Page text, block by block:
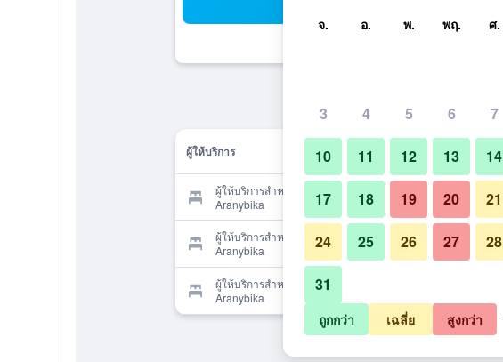
ผู้ให้บริการ
ผู้ให้บริการสำหรับ Grand Hotel
Aranybika
ผู้ให้บริการสำหรับ Grand Hotel
Aranybika
ผู้ให้บริการสำหรับ Grand Hotel
Aranybika
จ. อ. พ. พฤ. ศ.
3 4 5 6 7
10 11 12 13 14
17 18 19 20 21
24 25 26 27 28
31
ถูกกว่า เฉลี่ย สูงกว่า